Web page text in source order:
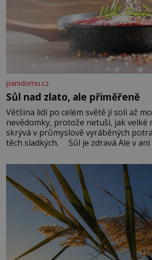
panidomu.cz
Sůl nad zlato, ale přiměřeně
Většina lidí po celém světě jí soli až
nevědomky, protože netuší, jak velké
skrývá v průmyslově vyráběných
těch sladkých. Sůl je zdravá Ale v
základní složky– sodík a chlór – jsou
správné hospodaření